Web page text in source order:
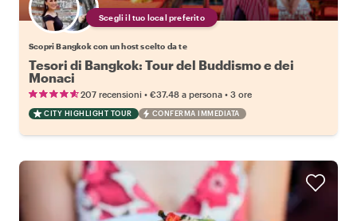
Scegli il tuo local preferito
Scopri Bangkok con un host scelto da te
Tesori di Bangkok: Tour del Buddismo e dei
Monaci
207 recensioni • €37.48 a persona • 3 ore
CITY HIGHLIGHT TOUR CONFERMA IMMEDIATA